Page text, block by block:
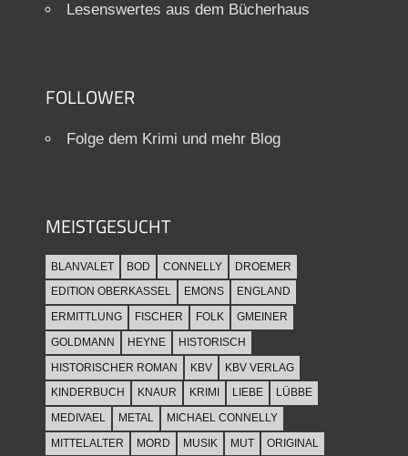
Lesenswertes aus dem Bücherhaus
FOLLOWER
Folge dem Krimi und mehr Blog
MEISTGESUCHT
BLANVALET BOD CONNELLY
DROEMER
EDITION OBERKASSEL
EMONS
ENGLAND
ERMITTLUNG
FISCHER FOLK
GMEINER
GOLDMANN
HEYNE
HISTORISCH
HISTORISCHER ROMAN
KBV
KBV VERLAG
KINDERBUCH
KNAUR KRIMI LIEBE
LÜBBE
MEDIVAEL
METAL
MICHAEL CONNELLY
MITTELALTER
MORD MUSIK MUT
ORIGINAL